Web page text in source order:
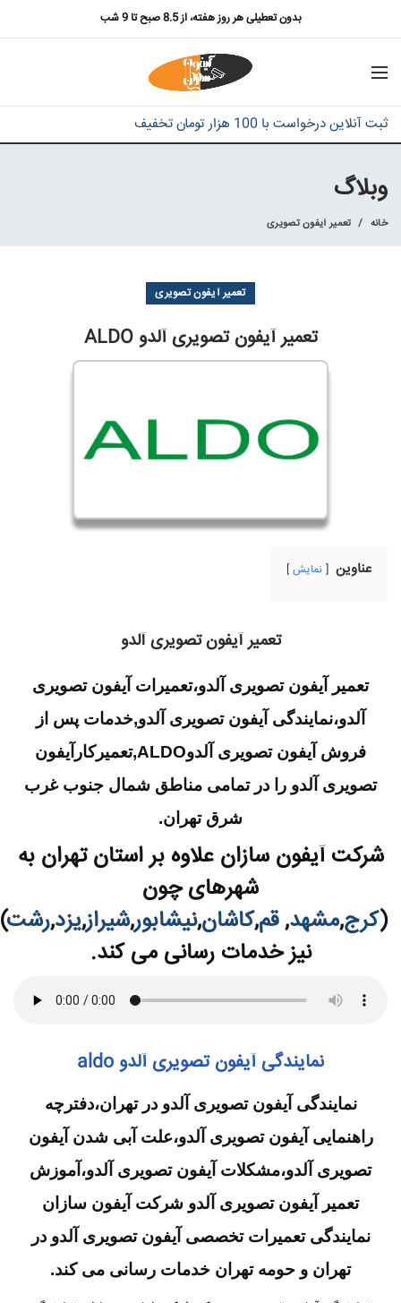
بدون تعطیلی هر روز هفته، از 8.5 صبح تا 9 شب
ثبت آنلاین درخواست با 100 هزار تومان تخفیف
وبلاگ
خانه تعمیر آیفون تصویری
تعمیر آیفون تصویری
تعمیر آیفون تصویری آلدو ALDO
عناوین نمایش
تعمیر آیفون تصویری آلدو
تعمیر آیفون تصویری آلدو،تعمیرات آیفون تصویری
آلدو،نمایندگی آیفون تصویری آلدو,خدمات پس از
فروش آیفون تصویری آلدوALDO,تعمیرکارآیفون
تصویری آلدو را در تمامی مناطق شمال جنوب غرب
شرق تهران.
شرکت آیفون سازان علاوه بر استان تهران به
شهرهای چون
(کرج,مشهد,قم,کاشان,نیشابور,شیراز,یزد,رشت)
نیز خدمات رسانی می کند.
نمایندگی آیفون تصویری آلدو aldo
نمایندگی آیفون تصویری آلدو در تهران،دفترچه
راهنمایی آیفون تصویری آلدو،علت آبی شدن آیفون
تصویری آلدو،مشکلات آیفون تصویری آلدو،آموزش
تعمیر آیفون تصویری آلدو شرکت آیفون سازان
نمایندگی تعمیرات تخصصی آیفون تصویری آلدو در
تهران و حومه تهران خدمات رسانی می کند.